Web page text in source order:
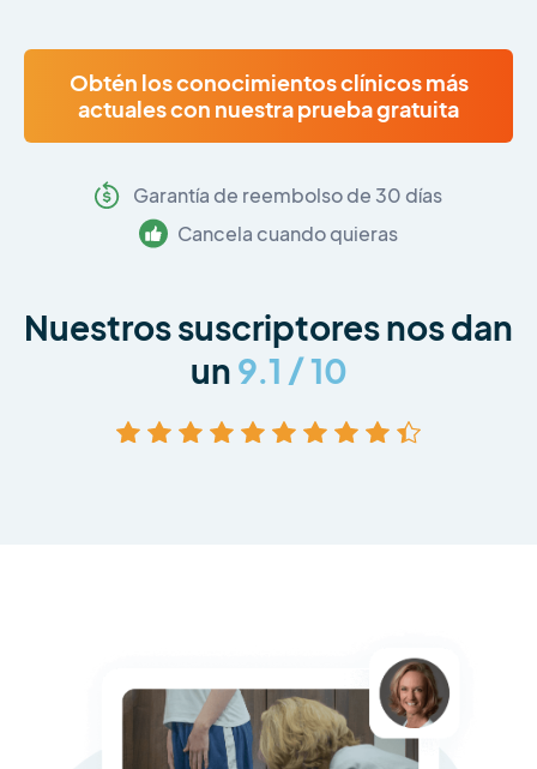
Obtén los conocimientos clínicos más
actuales con nuestra prueba gratuita
Garantía de reembolso de 30 días
Cancela cuando quieras
Nuestros suscriptores nos dan
un 9.1 / 10